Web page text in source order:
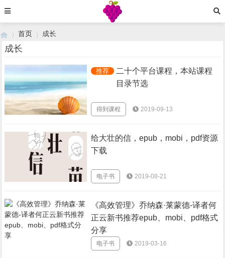
›
首页
›
成长
成长
推荐
二十个平台课程，本站课程
目录节选
得到课程 2019-09-13
给大壮的信，epub，mobi，pdf资源
下载
电子书 2019-08-21
《高效管理》乔纳森·莱蒙德-译者何
正云新书推荐epub、mobi、pdf格式
分享
电子书 2019-03-16